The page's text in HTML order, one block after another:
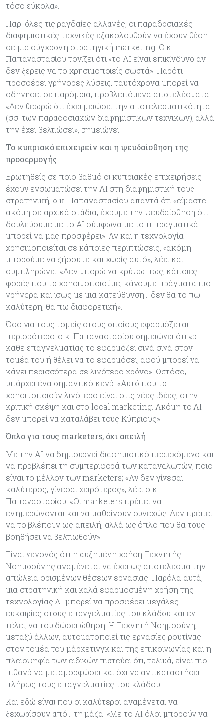
τόσο εύκολα».
Παρ' όλες τις ραγδαίες αλλαγές, οι παραδοσιακές
διαφημιστικές τεχνικές εξακολουθούν να έχουν θέση
σε μια σύγχρονη στρατηγική marketing. Ο κ.
Παπαναστασίου τονίζει ότι «το AI είναι επικίνδυνο αν
δεν ξέρεις να το χρησιμοποιείς σωστά». Παρότι
προσφέρει γρήγορες λύσεις, ταυτόχρονα μπορεί να
οδηγήσει σε παρόμοια, προβλεπόμενα αποτελέσματα.
«Δεν θεωρώ ότι έχει μειώσει την αποτελεσματικότητα
(σσ. των παραδοσιακών διαφημιστικών τεχνικών), αλλά
την έχει βελτιώσει», σημειώνει.
Το κυπριακό επιχειρείν και η ψευδαίσθηση της
προσαρμογής
Ερωτηθείς σε ποιο βαθμό οι κυπριακές επιχειρήσεις
έχουν ενσωματώσει την AI στη διαφημιστική τους
στρατηγική, ο κ. Παπαναστασίου απαντά ότι «είμαστε
ακόμη σε αρχικά στάδια, έχουμε την ψευδαίσθηση ότι
δουλεύουμε με το AI σύμφωνα με το τι πραγματικά
μπορεί να μας προσφέρει». Αν και η τεχνολογία
χρησιμοποιείται σε κάποιες περιπτώσεις, «ακόμη
μπορούμε να ζήσουμε και χωρίς αυτό», λέει και
συμπληρώνει: «Δεν μπορώ να κρύψω πως, κάποιες
φορές που το χρησιμοποιούμε, κάνουμε πράγματα πιο
γρήγορα και ίσως με μια κατεύθυνση... δεν θα το πω
καλύτερη, θα πω διαφορετική».
Όσο για τους τομείς στους οποίους εφαρμόζεται
περισσότερο, ο κ. Παπαναστασίου σημειώνει ότι «ο
κάθε επαγγελματίας το εφαρμόζει σιγά σιγά στον
τομέα του ή θέλει να το εφαρμόσει, αφού μπορεί να
κάνει περισσότερα σε λιγότερο χρόνο». Ωστόσο,
υπάρχει ένα σημαντικό κενό: «Αυτό που το
χρησιμοποιούν λιγότερο είναι στις νέες ιδέες, στην
κριτική σκέψη και στο local marketing. Ακόμη το AI
δεν μπορεί να καταλάβει τους Κύπριους».
Όπλο για τους marketers, όχι απειλή
Με την AI να δημιουργεί διαφημιστικό περιεχόμενο και
να προβλέπει τη συμπεριφορά των καταναλωτών, ποιο
είναι το μέλλον των marketers; «Αν δεν γίνεσαι
καλύτερος, γίνεσαι χειρότερος», λέει ο κ.
Παπαναστασίου. «Οι marketers πρέπει να
ενημερώνονται και να μαθαίνουν συνεχώς. Δεν πρέπει
να το βλέπουν ως απειλή, αλλά ως όπλο που θα τους
βοηθήσει να βελτιωθούν».
Είναι γεγονός ότι η αυξημένη χρήση Τεχνητής
Νοημοσύνης αναμένεται να έχει ως αποτέλεσμα την
απώλεια ορισμένων θέσεων εργασίας. Παρόλα αυτά,
μια στρατηγική και καλά εφαρμοσμένη χρήση της
τεχνολογίας AI μπορεί να προσφέρει μεγάλες
ευκαιρίες στους επαγγελματίες του κλάδου και εν
τέλει, να του δώσει ώθηση. Η Τεχνητή Νοημοσύνη,
μεταξύ άλλων, αυτοματοποιεί τις εργασίες ρουτίνας
στον τομέα του μάρκετινγκ και της επικοινωνίας και η
πλειοψηφία των ειδικών πιστεύει ότι, τελικά, είναι πιο
πιθανό να μεταμορφώσει και όχι να αντικαταστήσει
πλήρως τους επαγγελματίες του κλάδου.
Και εδώ είναι που οι καλύτεροι αναμένεται να
ξεχωρίσουν από… τη μάζα. «Με το AI όλοι μπορούν να